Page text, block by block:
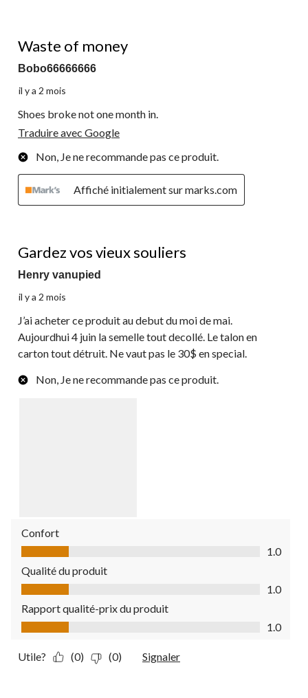
Waste of money
Bobo66666666
il y a 2 mois
Shoes broke not one month in.
Traduire avec Google
Non, Je ne recommande pas ce produit.
Affiché initialement sur marks.com
Gardez vos vieux souliers
Henry vanupied
il y a 2 mois
J’ai acheter ce produit au debut du moi de mai.
Aujourdhui 4 juin la semelle tout decollé. Le talon en
carton tout détruit. Ne vaut pas le 30$ en special.
Non, Je ne recommande pas ce produit.
Confort
Confort, 1.0 sur 5
1.0
Qualité du produit
Qualité du produit, 1.0 sur 5
1.0
Rapport qualité-prix du produit
Rapport qualité-prix du produit, 1.0 sur 5
1.0
Utile? (0) (0) Signaler